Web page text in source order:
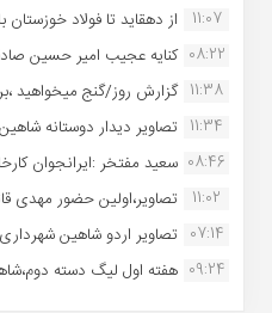
11:07
از دهقاید تا فولاد
08:22 کنایه عجیب امیر حسین
11:38 گزارش روز/گنج میخواهید
11:34 تصاویر دیدار دوستانه
08:46 سعید مفتخر :ایرانجوان
11:02
تصاویر،اولین حضور مهدی
07:14 تصاویر اردو شاهین
09:24 هفته اول لیگ دسته